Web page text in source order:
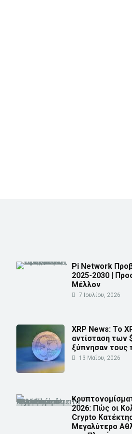
Pi Network
2025-2030 |
Μέλλον
7 Ιουλίου, 2026
XRP News: Το
αντίσταση των
ξύπνησαν τους
13 Μαΐου, 2026
2026: Πώς οι
Crypto
Μεγαλύτερο